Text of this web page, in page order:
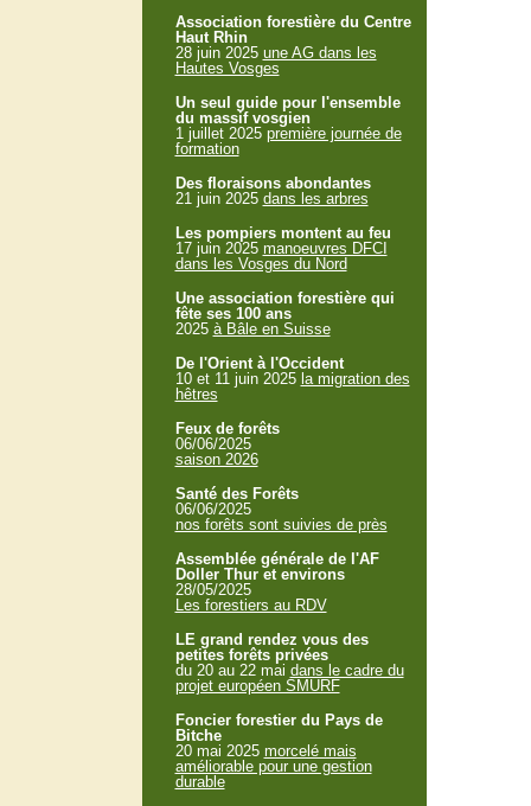
Association forestière du Centre
Haut Rhin
28 juin 2025 une AG dans les
Hautes Vosges
Un seul guide pour l'ensemble
du massif vosgien
1 juillet 2025 première journée de
formation
Des floraisons abondantes
21 juin 2025 dans les arbres
Les pompiers montent au feu
17 juin 2025 manoeuvres DFCI
dans les Vosges du Nord
Une association forestière qui
fête ses 100 ans
2025 à Bâle en Suisse
De l'Orient à l'Occident
10 et 11 juin 2025 la migration des
hêtres
Feux de forêts
06/06/2025
saison 2026
Santé des Forêts
06/06/2025
nos forêts sont suivies de près
Assemblée générale de l'AF
Doller Thur et environs
28/05/2025
Les forestiers au RDV
LE grand rendez vous des
petites forêts privées
du 20 au 22 mai dans le cadre du
projet européen SMURF
Foncier forestier du Pays de
Bitche
20 mai 2025 morcelé mais
améliorable pour une gestion
durable